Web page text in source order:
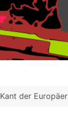
Kant der Europäer